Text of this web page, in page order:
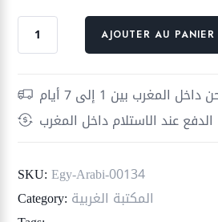
quantité
لغز
المستقبل
؛
الجليد
وغرق
العالم
AJOUTER AU PANIER
المغرب بين 1 إلى 7 أيام
الدفع عند الاستلام داخل المغرب
SKU: Egy-Arabi-00134
Category: المكتبة الغربية